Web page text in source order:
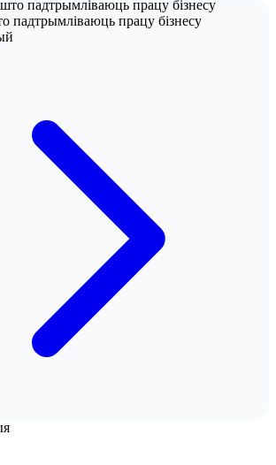
падтрымліваюць працу бізнесу